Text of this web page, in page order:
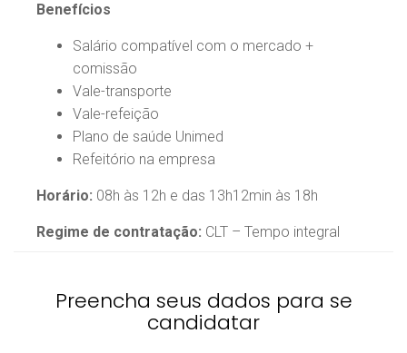
Benefícios
Salário compatível com o mercado +
comissão
Vale-transporte
Vale-refeição
Plano de saúde Unimed
Refeitório na empresa
Horário: 08h às 12h e das 13h12min às 18h
Regime de contratação: CLT – Tempo integral
Preencha seus dados para se
candidatar